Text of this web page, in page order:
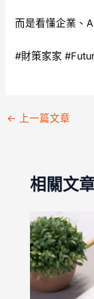
而是看懂企業、
#財策家家
← 上一篇文章
相關文